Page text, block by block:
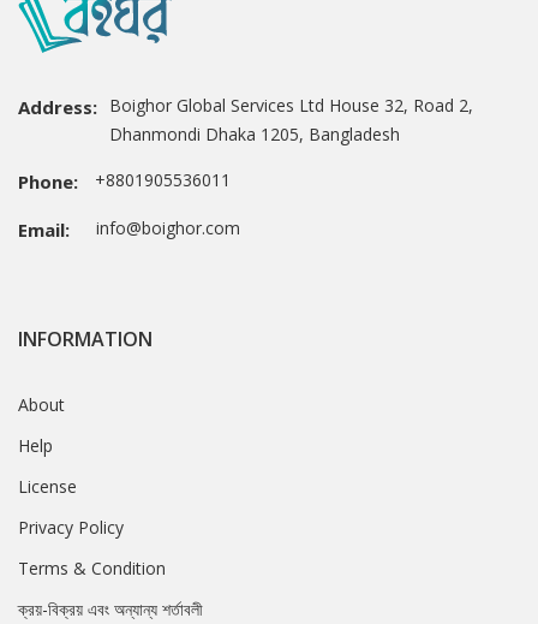
Address: Boighor Global Services Ltd House 32, Road 2,
Dhanmondi Dhaka 1205, Bangladesh
Phone: +8801905536011
Email: info@boighor.com
INFORMATION
About
Help
License
Privacy Policy
Terms & Condition
ক্রয়-বিক্রয় এবং অন্যান্য শর্তাবলী